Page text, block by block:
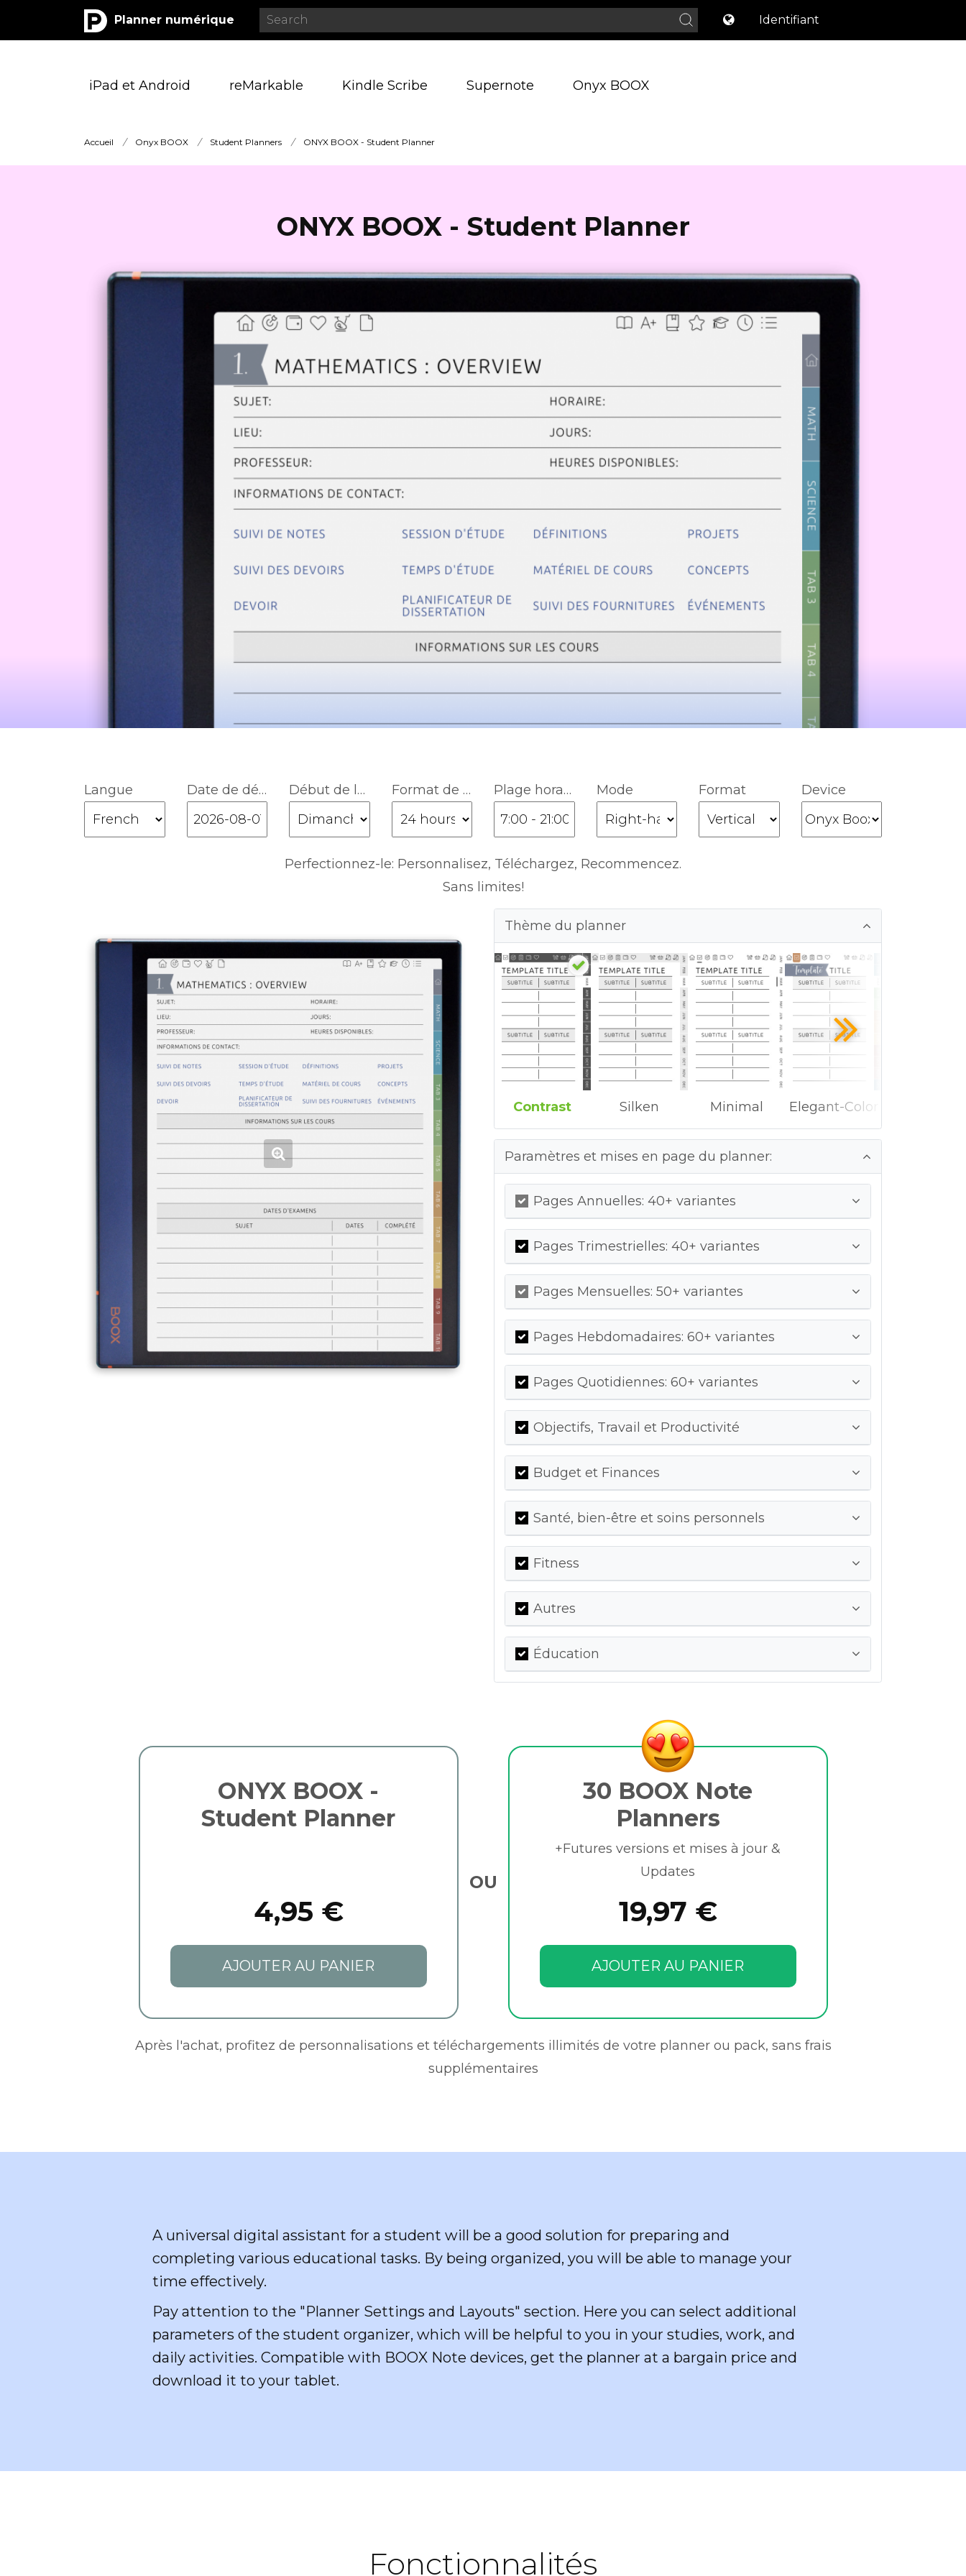
Planner numérique Identifiant
iPad et Android reMarkable Kindle Scribe Supernote Onyx BOOX
Accueil / Onyx BOOX / Student Planners / ONYX BOOX - Student Planner
ONYX BOOX - Student Planner
Langue Date de début Début de la semaine Format de l'heure Plage horaire Mode Format Device
Perfectionnez-le: Personnalisez, Téléchargez, Recommencez.
Sans limites!
Thème du planner
Contrast Silken Minimal Elegant-Color
Paramètres et mises en page du planner:
Pages Annuelles: 40+ variantes
Pages Trimestrielles: 40+ variantes
Pages Mensuelles: 50+ variantes
Pages Hebdomadaires: 60+ variantes
Pages Quotidiennes: 60+ variantes
Objectifs, Travail et Productivité
Budget et Finances
Santé, bien-être et soins personnels
Fitness
Autres
Éducation
ONYX BOOX -
Student Planner
4,95 €
AJOUTER AU PANIER
OU
30 BOOX Note
Planners
+Futures versions et mises à jour &
Updates
19,97 €
AJOUTER AU PANIER
Après l'achat, profitez de personnalisations et téléchargements illimités de votre planner ou pack, sans frais
supplémentaires
A universal digital assistant for a student will be a good solution for preparing and
completing various educational tasks. By being organized, you will be able to manage your
time effectively.
Pay attention to the "Planner Settings and Layouts" section. Here you can select additional
parameters of the student organizer, which will be helpful to you in your studies, work, and
daily activities. Compatible with BOOX Note devices, get the planner at a bargain price and
download it to your tablet.
Fonctionnalités